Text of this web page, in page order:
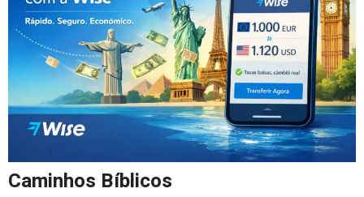
Caminhos Bíblicos